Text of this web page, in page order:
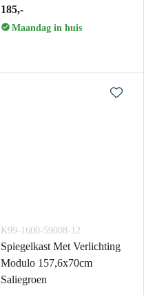
185,-
Maandag in huis
K99-1600-59008-12
Spiegelkast Met Verlichting
Modulo 157,6x70cm
Saliegroen